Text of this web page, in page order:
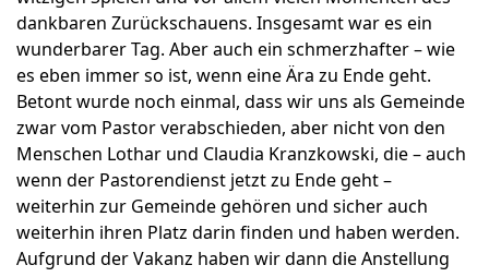
dankbaren Zurückschauens. Insgesamt war es ein
wunderbarer Tag. Aber auch ein schmerzhafter – wie
es eben immer so ist, wenn eine Ära zu Ende geht.
Betont wurde noch einmal, dass wir uns als Gemeinde
zwar vom Pastor verabschieden, aber nicht von den
Menschen Lothar und Claudia Kranzkowski, die – auch
wenn der Pastorendienst jetzt zu Ende geht –
weiterhin zur Gemeinde gehören und sicher auch
weiterhin ihren Platz darin finden und haben werden.
Aufgrund der Vakanz haben wir dann die Anstellung